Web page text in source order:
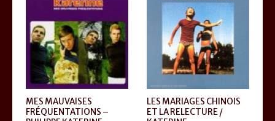
MES MAUVAISES
FRÉQUENTATIONS –
LES MARIAGES CHINOIS
ET LA RELECTURE /